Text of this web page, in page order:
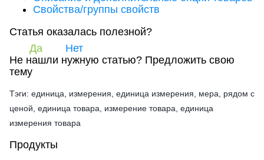
Свойства/группы свойств
Статья оказалась полезной?
Да
Нет
Не нашли нужную статью? Предложить свою
тему
Тэги: единица, измерения, единица измерения, мера, рядом с
ценой, единица товара, измерение товара, единица
измерения товара
Продукты